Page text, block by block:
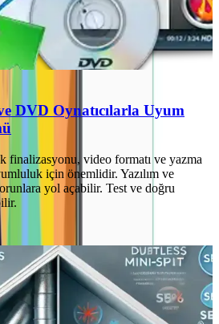
DVD Oynatıcılarla Uyum
finalizasyonu, video formatı ve yazma
için önemlidir. Yazılım ve
yol açabilir. Test ve doğru